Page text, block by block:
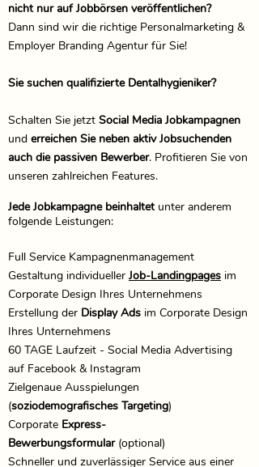
nicht nur auf Jobbörsen veröffentlichen?
Dann sind wir die richtige Personalmarketing &
Employer Branding Agentur für Sie!
Sie suchen qualifizierte Dentalhygieniker?
Schalten Sie jetzt Social Media Jobkampagnen
und erreichen Sie neben aktiv Jobsuchenden
auch die passiven Bewerber. Profitieren Sie von
unseren zahlreichen Features.
Jede Jobkampagne beinhaltetunter anderem
folgende Leistungen:
Full Service Kampagnenmanagement
​​Gestaltung individueller Job-Landingpages im
Corporate Design Ihres Unternehmens
Erstellung der Display Ads im Corporate Design
Ihres Unternehmens
​60 TAGE Laufzeit - Social Media Advertising
auf Facebook & Instagram
Zielgenaue Ausspielungen
(soziodemografisches Targeting)
Corporate Express-
Bewerbungsformular(optional)
​Schneller und zuverlässiger Service aus einer